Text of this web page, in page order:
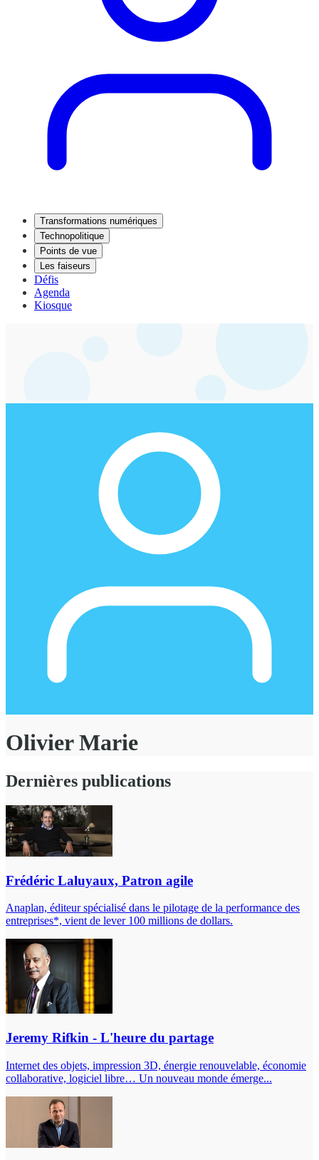
Transformations numériques
Technopolitique
Points de vue
Les faiseurs
Défis
Agenda
Kiosque
Olivier Marie
Dernières publications
Frédéric Laluyaux, Patron agile
Anaplan, éditeur spécialisé dans le pilotage de la performance des
entreprises*, vient de lever 100 millions de dollars.
Jeremy Rifkin - L'heure du partage
Internet des objets, impression 3D, énergie renouvelable, économie
collaborative, logiciel libre… Un nouveau monde émerge...